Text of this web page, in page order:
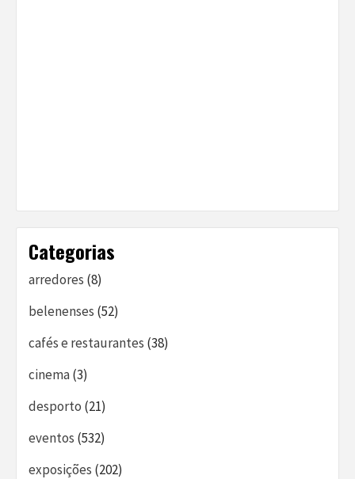
Categorias
arredores (8)
belenenses (52)
cafés e restaurantes (38)
cinema(3)
desporto (21)
eventos (532)
exposições (202)